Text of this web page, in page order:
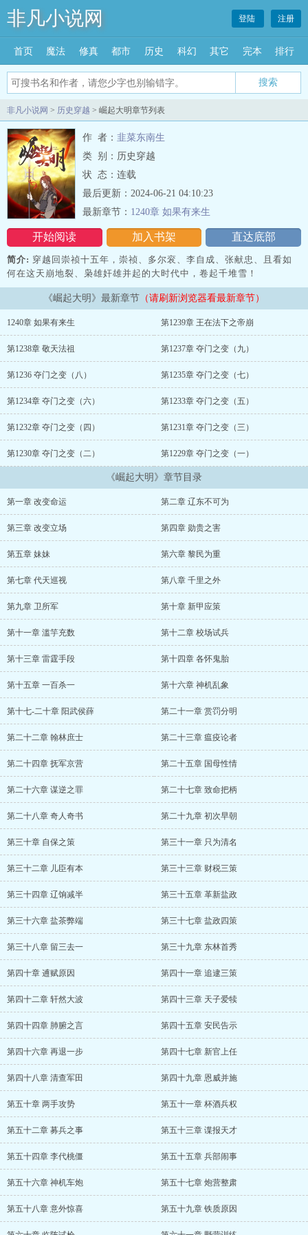
非凡小说网
搜索
登陆 注册
首页 魔法 修真 都市 历史 科幻 其它 完本 排行
非凡小说网 > 历史穿越 > 崛起大明章节列表
作 者： 韭菜东南生
类 别：历史穿越
状 态：连载
开始阅读 加入书架 直达底部
最后更新：2024-06-21 04:10:23
最新章节： 1240章 如果有来生
简介: 穿越回崇祯十五年，崇祯、多尔衮、李自成、张献忠、且看如
何在这天崩地裂、枭雄奸雄并起的大时代中，卷起千堆雪！
《崛起大明》最新章节 （请刷新浏览器看最新章节）
1240章 如果有来生 第1239章 王在法下之帝崩
第1238章 敬天法祖 第1237章 夺门之变（九）
第1236 夺门之变（八） 第1235章 夺门之变（七）
第1234章 夺门之变（六） 第1233章 夺门之变（五）
第1232章 夺门之变（四） 第1231章 夺门之变（三）
第1230章 夺门之变（二） 第1229章 夺门之变（一）
《崛起大明》章节目录
第一章 改变命运 第二章 辽东不可为
第三章 改变立场 第四章 勋贵之害
第五章 妹妹 第六章 黎民为重
第七章 代天巡视 第八章 千里之外
第九章 卫所军 第十章 新甲应策
第十一章 滥竽充数 第十二章 校场试兵
第十三章 雷霆手段 第十四章 各怀鬼胎
第十五章 一百杀一 第十六章 神机乱象
第十七-二十章 阳武侯薛 第二十一章 赏罚分明
第二十二章 翰林庶士 第二十三章 瘟疫论者
第二十四章 抚军京营 第二十五章 国母性情
第二十六章 谋逆之罪 第二十七章 致命把柄
第二十八章 奇人奇书 第二十九章 初次早朝
第三十章 自保之策 第三十一章 只为清名
第三十二章 儿臣有本 第三十三章 财税三策
第三十四章 辽饷减半 第三十五章 革新盐政
第三十六章 盐茶弊端 第三十七章 盐政四策
第三十八章 留三去一 第三十九章 东林首秀
第四十章 逋赋原因 第四十一章 追逮三策
第四十二章 轩然大波 第四十三章 天子爱犊
第四十四章 肺腑之言 第四十五章 安民告示
第四十六章 再退一步 第四十七章 新官上任
第四十八章 清查军田 第四十九章 恩威并施
第五十章 两手攻势 第五十一章 杯酒兵权
第五十二章 募兵之事 第五十三章 谍报天才
第五十四章 李代桃僵 第五十五章 兵部闹事
第五十六章 神机车炮 第五十七章 炮营整肃
第五十八章 意外惊喜 第五十九章 铁质原因